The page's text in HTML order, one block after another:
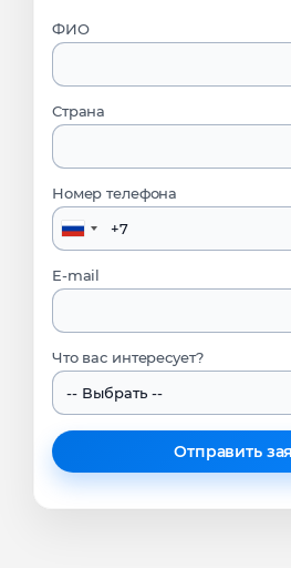
ФИО
Страна
Номер телефона
E-mail
Что вас интересует?
Отправить